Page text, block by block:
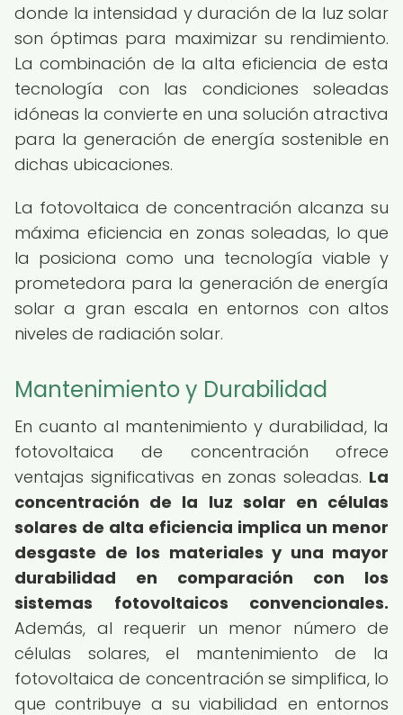
donde la intensidad y duración de la luz solar
son óptimas para maximizar su rendimiento.
La combinación de la alta eficiencia de esta
tecnología con las condiciones soleadas
idóneas la convierte en una solución atractiva
para la generación de energía sostenible en
dichas ubicaciones.
La fotovoltaica de concentración alcanza su
máxima eficiencia en zonas soleadas, lo que
la posiciona como una tecnología viable y
prometedora para la generación de energía
solar a gran escala en entornos con altos
niveles de radiación solar.
Mantenimiento y Durabilidad
En cuanto al mantenimiento y durabilidad, la
fotovoltaica de concentración ofrece
ventajas significativas en zonas soleadas. La
concentración de la luz solar en células
solares de alta eficiencia implica un menor
desgaste de los materiales y una mayor
durabilidad en comparación con los
sistemas fotovoltaicos convencionales.
Además, al requerir un menor número de
células solares, el mantenimiento de la
fotovoltaica de concentración se simplifica, lo
que contribuye a su viabilidad en entornos